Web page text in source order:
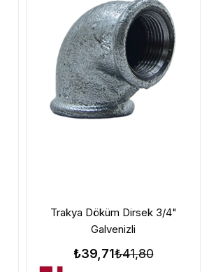
Trakya Döküm Dirsek 3/4"
Galvenizli
₺39,71₺41,80